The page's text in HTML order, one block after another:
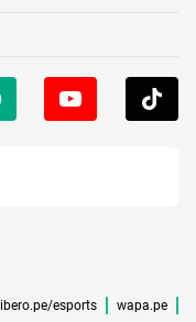
libero.pe/esports wapa.pe